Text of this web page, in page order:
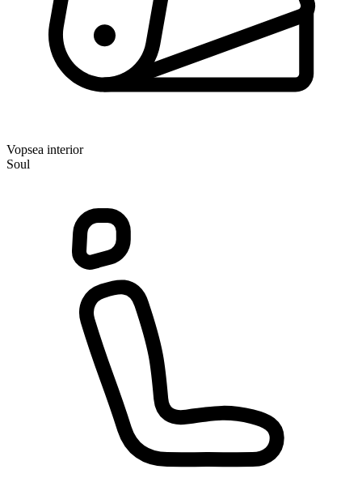
Vopsea interior
Soul